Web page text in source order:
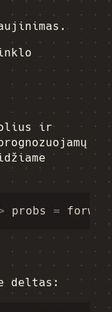
ir
probs =
deltas: